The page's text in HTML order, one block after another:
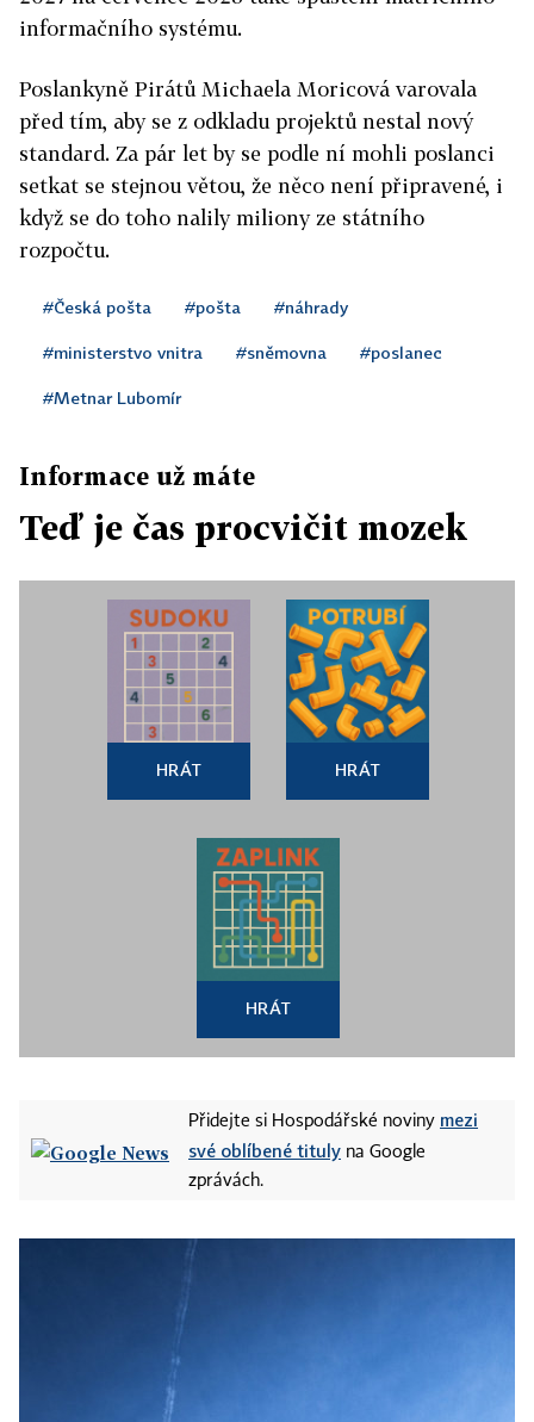
informačního systému.
Poslankyně Pirátů Michaela Moricová varovala
před tím, aby se z odkladu projektů nestal nový
standard. Za pár let by se podle ní mohli poslanci
setkat se stejnou větou, že něco není připravené, i
když se do toho nalily miliony ze státního
rozpočtu.
#Česká pošta #pošta #náhrady
#ministerstvo vnitra #sněmovna #poslanec
#Metnar Lubomír
Informace už máte
Teď je čas procvičit mozek
HRÁT HRÁT
HRÁT
Přidejte si Hospodářské noviny mezi
své oblíbené tituly na Google
zprávách.